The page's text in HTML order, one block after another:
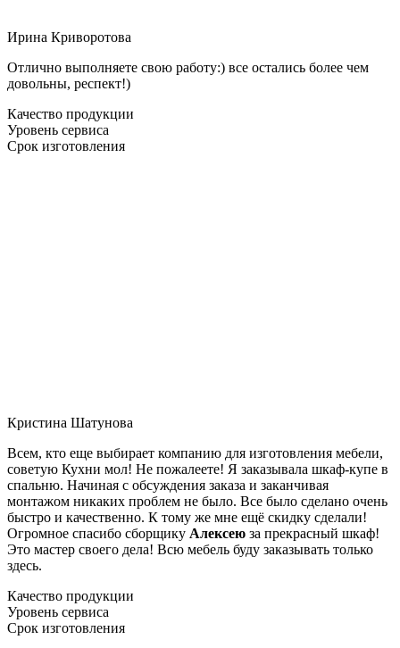
Ирина Криворотова
Отлично выполняете свою работу:) все остались более чем
довольны, респект!)
Качество продукции
Уровень сервиса
Срок изготовления
Кристина Шатунова
Всем, кто еще выбирает компанию для изготовления мебели,
советую Кухни мол! Не пожалеете! Я заказывала шкаф-купе в
спальню. Начиная с обсуждения заказа и заканчивая
монтажом никаких проблем не было. Все было сделано очень
быстро и качественно. К тому же мне ещё скидку сделали!
Огромное спасибо сборщику Алексею за прекрасный шкаф!
Это мастер своего дела! Всю мебель буду заказывать только
здесь.
Качество продукции
Уровень сервиса
Срок изготовления